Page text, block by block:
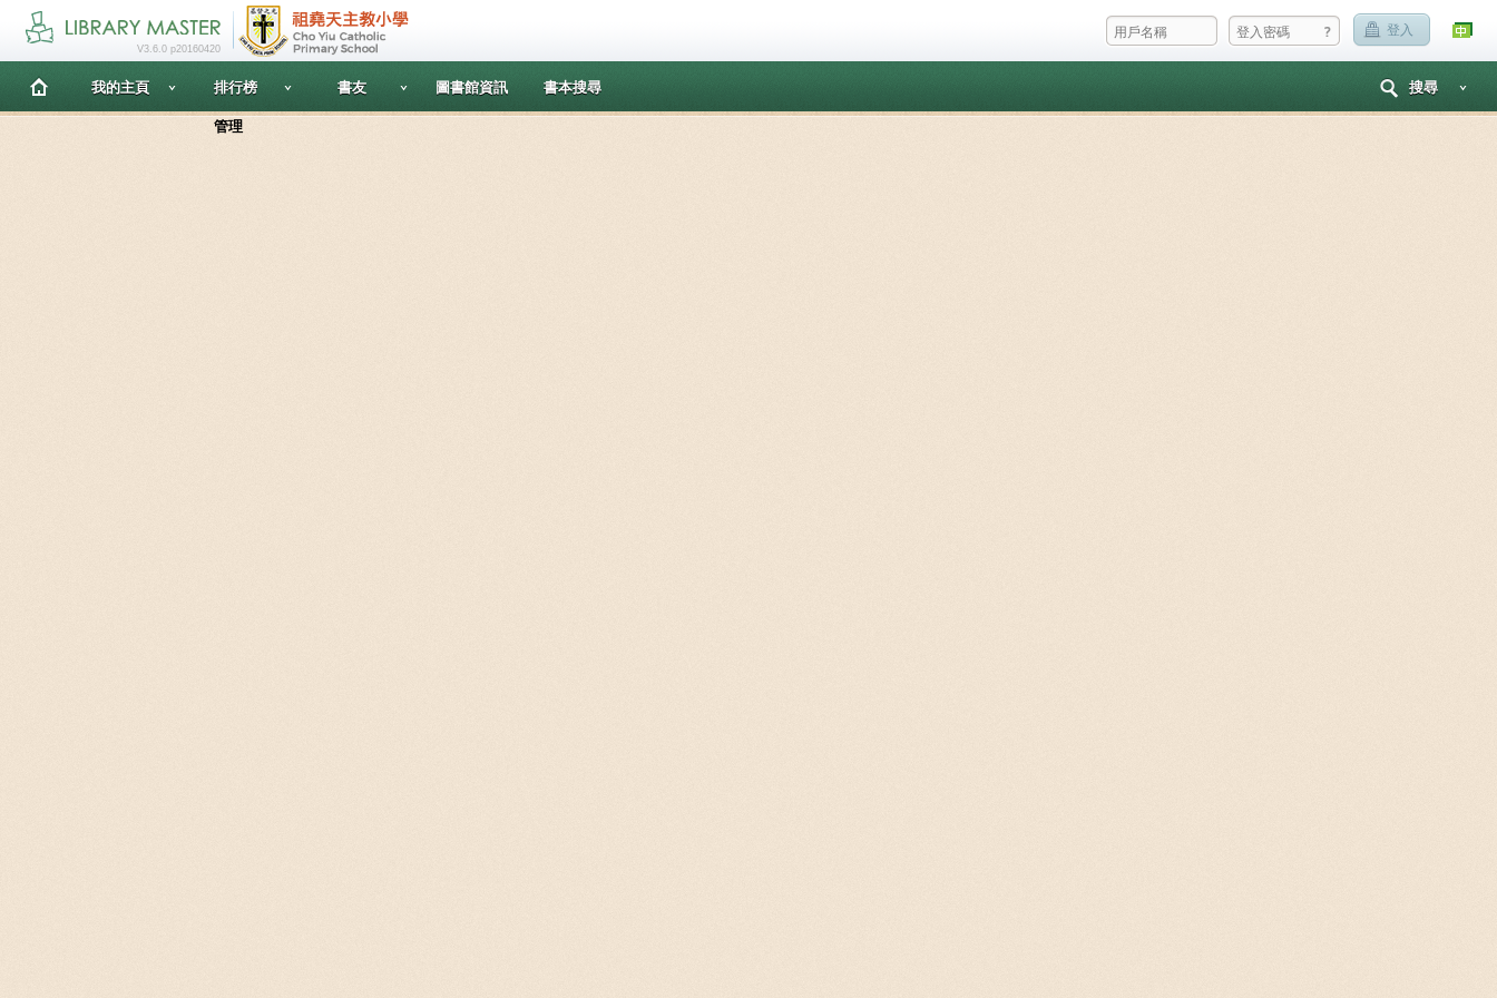
? 登入
V3.6.0 p20160420
我的主頁 排行榜 書友 圖書館資訊 書本搜尋 搜尋
管理